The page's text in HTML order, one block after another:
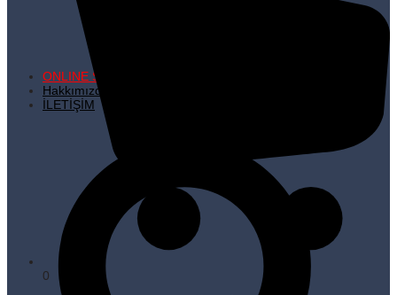
ONLINE SATIŞ
Hakkımızda
İLETİŞİM
0